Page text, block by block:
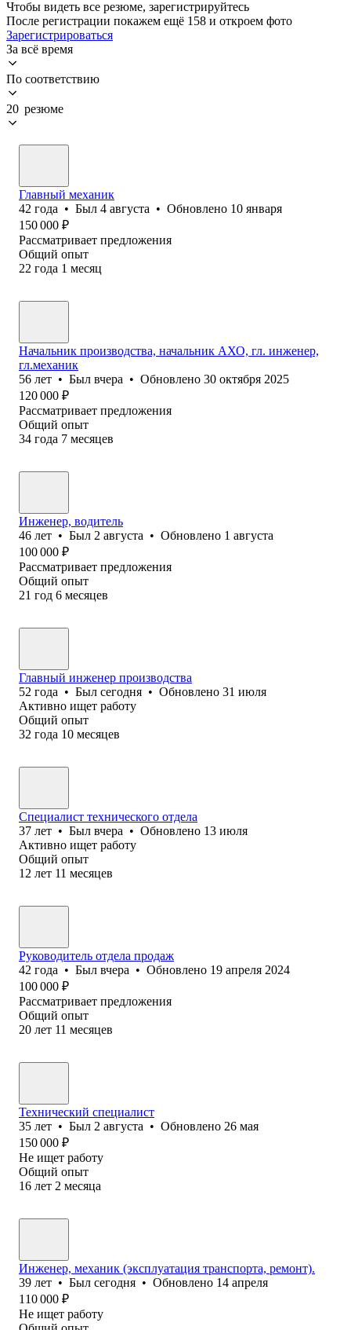
Чтобы видеть все резюме, зарегистрируйтесь
После регистрации покажем ещё 158 и откроем фото
Зарегистрироваться
За всё время
По соответствию
20 резюме
Главный механик
42 года • Был 4 августа • Обновлено 10 января
150 000 ₽
Рассматривает предложения
Общий опыт
22 года 1 месяц
Начальник производства, начальник АХО, гл. инженер,
гл.механик
56 лет • Был вчера • Обновлено 30 октября 2025
120 000 ₽
Рассматривает предложения
Общий опыт
34 года 7 месяцев
Инженер, водитель
46 лет • Был 2 августа • Обновлено 1 августа
100 000 ₽
Рассматривает предложения
Общий опыт
21 год 6 месяцев
Главный инженер производства
52 года • Был сегодня • Обновлено 31 июля
Активно ищет работу
Общий опыт
32 года 10 месяцев
Специалист техн⁢ического отдела
37 лет • Был вчера • Обновлено 13 июля
Активно ищет работу
Общий опыт
12 лет 11 месяцев
Руководитель отдела продаж
42 года • Был вчера • Обновлено 19 апреля 2024
100 000 ₽
Рассматривает предложения
Общий опыт
20 лет 11 месяцев
Технический специалист
35 лет • Был 2 августа • Обновлено 26 мая
150 000 ₽
Не ищет работу
Общий опыт
16 лет 2 месяца
Инженер, механик (эксплуатация транспорта, ремонт).
39 лет • Был сегодня • Обновлено 14 апреля
110 000 ₽
Не ищет работу